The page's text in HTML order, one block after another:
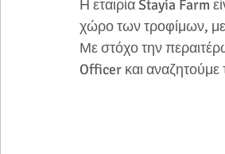
Η εταιρία Stayia Farm
χώρο των τροφίμων, με
Με στόχο την
Officer και